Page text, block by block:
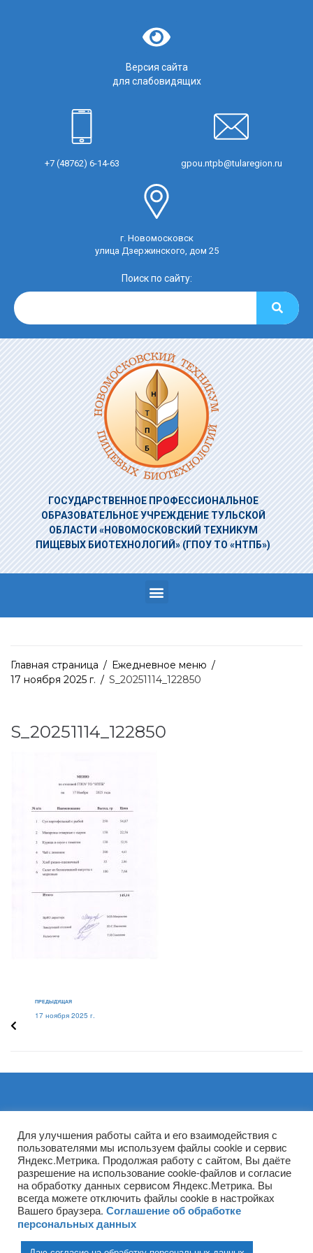
Версия сайта
для слабовидящих
+7 (48762) 6-14-63 gpou.ntpb@tularegion.ru
г. Новомосковск
улица Дзержинского, дом 25
Поиск по сайту:
ГОСУДАРСТВЕННОЕ ПРОФЕССИОНАЛЬНОЕ
ОБРАЗОВАТЕЛЬНОЕ УЧРЕЖДЕНИЕТУЛЬСКОЙ
ОБЛАСТИ «НОВОМОСКОВСКИЙ ТЕХНИКУМ
ПИЩЕВЫХ БИОТЕХНОЛОГИЙ» (ГПОУ ТО «НТПБ»)
Главная страница / Ежедневное меню /
17 ноября 2025 г. / S_20251114_122850
S_20251114_122850
ПРЕДЫДУЩАЯ
17 ноября 2025 г.
Архивы
(ГПОУ ТО «НТПБ») 2020 г. ©
Для улучшения работы сайта и его взаимодействия с
пользователями мы используем файлы cookie и сервис
Яндекс.Метрика. Продолжая работу с сайтом, Вы даёте
разрешение на использование cookie-файлов и согласие
на обработку данных сервисом Яндекс.Метрика. Вы
всегда можете отключить файлы cookie в настройках
Вашего браузера. Соглашение об обработке
персональных данных